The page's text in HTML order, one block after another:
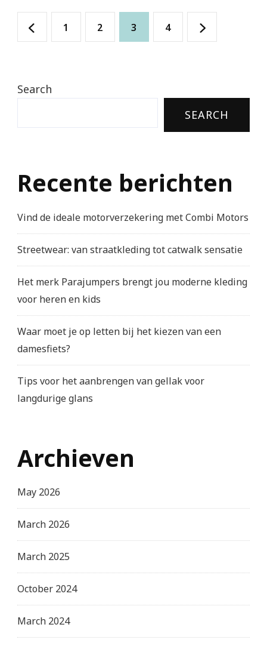
PostsPage
1 Page
2 Page
3 Page
4
Search
SEARCH
Recente berichten
Vind de ideale motorverzekering met Combi Motors
Streetwear: van straatkleding tot catwalk sensatie
Het merk Parajumpers brengt jou moderne kleding
voor heren en kids
Waar moet je op letten bij het kiezen van een
damesfiets?
Tips voor het aanbrengen van gellak voor
langdurige glans
Archieven
May 2026
March 2026
March 2025
October 2024
March 2024